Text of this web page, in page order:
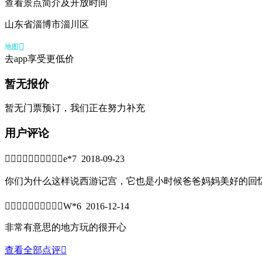
查看景点简介及开放时间
山东省淄博市淄川区
地图 
去app享受更低价
暂无报价
暂无门票预订，我们正在努力补充
用户评论
 e*7 2018-09-23
你们为什么这样说西游记宫，它也是小时候爸爸妈妈美好的回
 W*6 2016-12-14
非常有意思的地方玩的很开心
查看全部点评